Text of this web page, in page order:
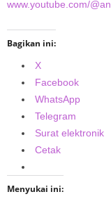
www.youtube.com/
Bagikan ini:
X
Facebook
WhatsApp
Telegram
Surat elektronik
Cetak
Menyukai ini: